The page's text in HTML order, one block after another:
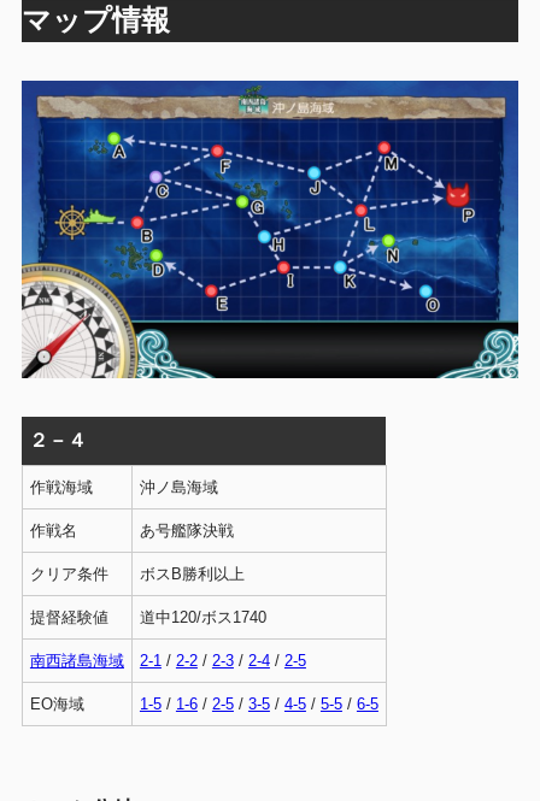
マップ情報
２－４
作戦海域 沖ノ島海域
作戦名 あ号艦隊決戦
クリア条件 ボスB勝利以上
提督経験値 道中120/ボス1740
南西諸島海域 2-1/ 2-2/ 2-3/ 2-4/ 2-5
EO海域 1-5/ 1-6/ 2-5/ 3-5/ 4-5/ 5-5/ 6-5
5 ドロップ